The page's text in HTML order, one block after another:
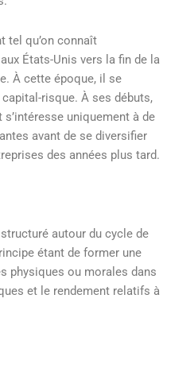
tel qu’on connaît
États-Unis vers la fin de la
À cette époque, il se
risque. À ses débuts,
uniquement à de
avant de se diversifier
des années plus tard.
autour du cycle de
étant de former une
physiques ou morales dans
et le rendement relatifs à